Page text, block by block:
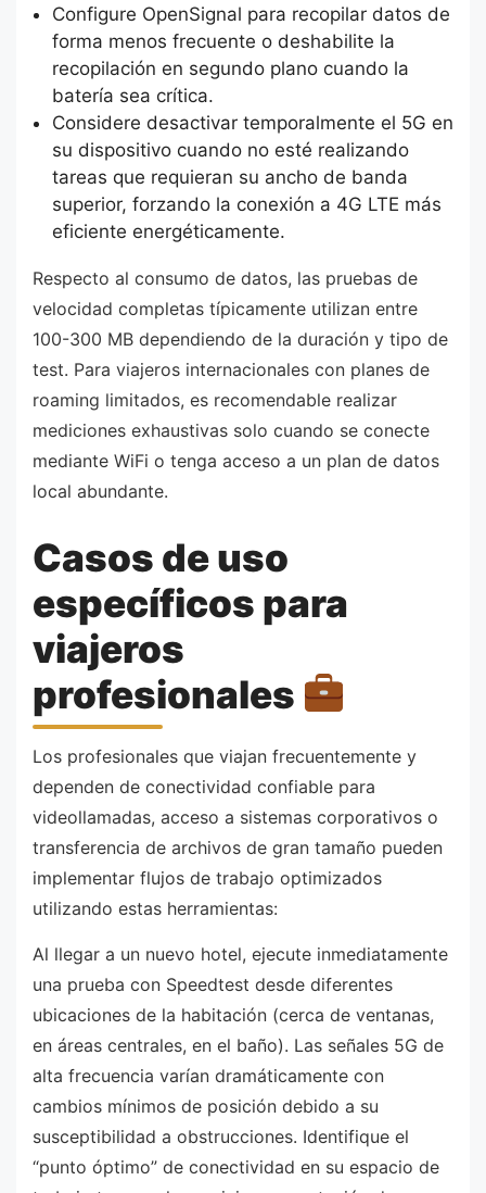
Configure OpenSignal para recopilar datos de
forma menos frecuente o deshabilite la
recopilación en segundo plano cuando la
batería sea crítica.
Considere desactivar temporalmente el 5G en
su dispositivo cuando no esté realizando
tareas que requieran su ancho de banda
superior, forzando la conexión a 4G LTE más
eficiente energéticamente.
Respecto al consumo de datos, las pruebas de
velocidad completas típicamente utilizan entre
100-300 MB dependiendo de la duración y tipo de
test. Para viajeros internacionales con planes de
roaming limitados, es recomendable realizar
mediciones exhaustivas solo cuando se conecte
mediante WiFi o tenga acceso a un plan de datos
local abundante.
Casos de uso
específicos para
viajeros
profesionales
Los profesionales que viajan frecuentemente y
dependen de conectividad confiable para
videollamadas, acceso a sistemas corporativos o
transferencia de archivos de gran tamaño pueden
implementar flujos de trabajo optimizados
utilizando estas herramientas:
Al llegar a un nuevo hotel, ejecute inmediatamente
una prueba con Speedtest desde diferentes
ubicaciones de la habitación (cerca de ventanas,
en áreas centrales, en el baño). Las señales 5G de
alta frecuencia varían dramáticamente con
cambios mínimos de posición debido a su
susceptibilidad a obstrucciones. Identifique el
“punto óptimo” de conectividad en su espacio de